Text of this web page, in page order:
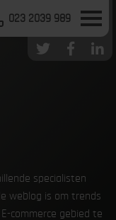
023 2039 989
specialisten
weblog is om trends
commerce gebied te